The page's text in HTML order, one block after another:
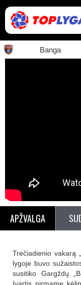
Banga
APŽVALGA
Trečiadienio vakarą
lygoje buvo
susitiko Gargždų